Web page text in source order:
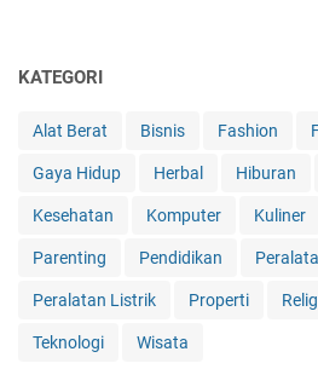
KATEGORI
Alat Berat Bisnis Fashion
Gaya Hidup Herbal Hiburan
Kesehatan Komputer Kuliner
Parenting Pendidikan
Peralatan Listrik Properti
Teknologi Wisata